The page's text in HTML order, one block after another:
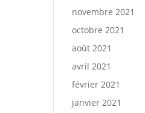
novembre 2021
octobre 2021
août 2021
avril 2021
février 2021
janvier 2021